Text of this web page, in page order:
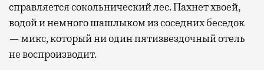
справляется сокольнический лес. Пахнет хвоей,
водой и немного шашлыком из соседних беседок
— микс, который ни один пятизвездочный отель
не воспроизводит.